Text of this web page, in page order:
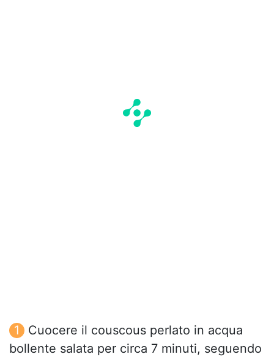
Cuocere il couscous perlato in acqua
bollente salata per circa 7 minuti, seguendo